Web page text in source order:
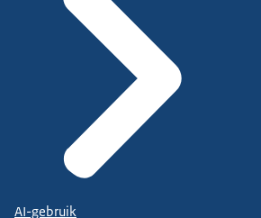
AI-gebruik